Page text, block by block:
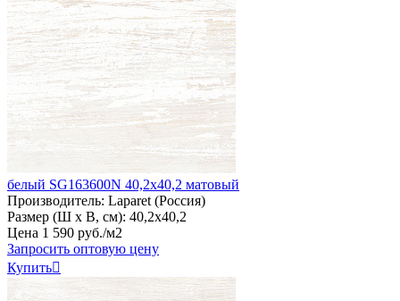
белый SG163600N 40,2х40,2 матовый
Производитель: Laparet (Россия)
Размер (Ш х В, см): 40,2х40,2
Цена 1 590 руб./м2
Запросить оптовую цену
Купить